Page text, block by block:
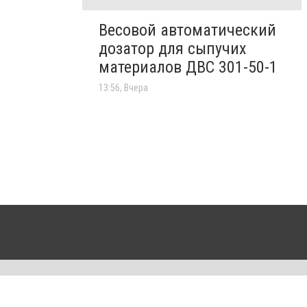
Весовой автоматический
дозатор для сыпучих
материалов ДВС 301-50-1
13:56, Вчера